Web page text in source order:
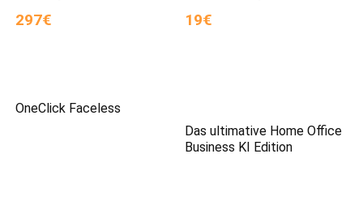
297€ 19€
OneClick Faceless
Das ultimative Home Office
Business KI Edition